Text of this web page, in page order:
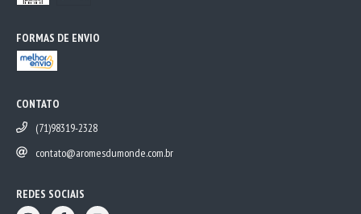
FORMAS DE ENVIO
CONTATO
(71)98319-2328
contato@aromesdumonde.com.br
REDES SOCIAIS